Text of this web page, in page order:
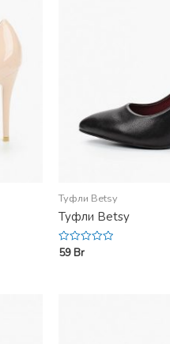
Туфли Betsy
Туфли Betsy
Rated
0
59Br